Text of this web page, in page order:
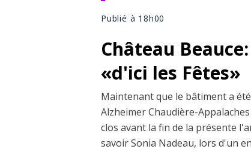
Publié à 18h00
Château
«d'ici les Fêtes»
Maintenant que le bâtiment a
Alzheimer Chaudière-
clos avant la fin de la présente
savoir Sonia Nadeau, lors d'un